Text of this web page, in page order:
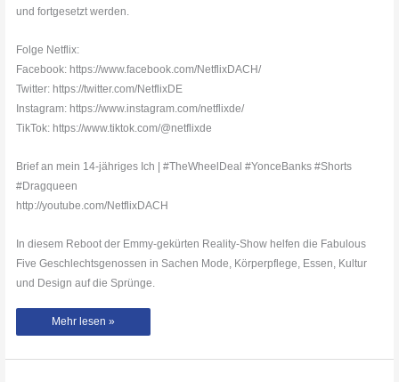
und fortgesetzt werden.
Folge Netflix:
Facebook: https://www.facebook.com/NetflixDACH/
Twitter: https://twitter.com/NetflixDE
Instagram: https://www.instagram.com/netflixde/
TikTok: https://www.tiktok.com/@netflixde
Brief an mein 14-jähriges Ich | #TheWheelDeal #YonceBanks #Shorts
#Dragqueen
http://youtube.com/NetflixDACH
In diesem Reboot der Emmy-gekürten Reality-Show helfen die Fabulous
Five Geschlechtsgenossen in Sachen Mode, Körperpflege, Essen, Kultur
und Design auf die Sprünge.
Brief
jähriges
Mehr lesen »